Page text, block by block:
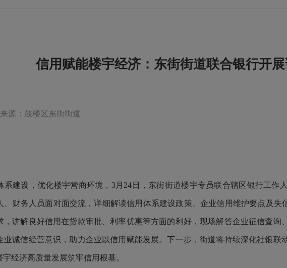
信用赋能楼宇经济：东街街道联合银行开
来源：鼓楼区东街街道
系建设，优化楼宇营商环境，3月24日，东街街道楼宇专员联合辖区银行工作
、财务人员面对面交流，详细解读信用体系建设政策、企业信用维护要点及
，讲解良好信用在贷款审批、利率优惠等方面的利好，现场解答企业征信查
业诚信经营意识，助力企业以信用赋能发展。下一步，街道将持续深化社银
经济高质量发展筑牢信用根基。